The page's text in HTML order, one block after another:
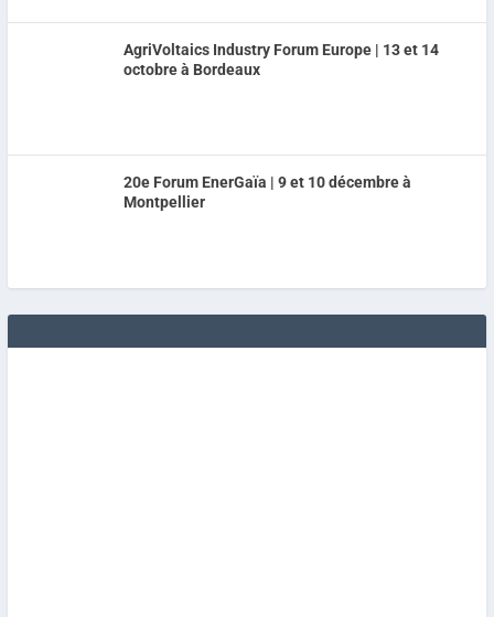
AgriVoltaics Industry Forum Europe | 13 et 14
octobre à Bordeaux
20e Forum EnerGaïa | 9 et 10 décembre à
Montpellier